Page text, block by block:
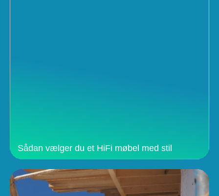
Sådan vælger du et HiFi møbel med stil